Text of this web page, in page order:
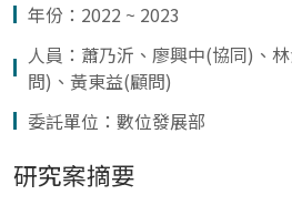
年份：2022 ~ 2023
人員：蕭乃沂、廖興中(協同)、
問)、黃東益(顧問)
委託單位：數位發展部
研究案摘要